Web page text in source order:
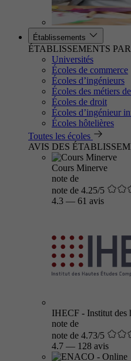
Établissements
ÉTABLISSEMENTS
Universités
Écoles de commerce
Écoles d’ingénieurs
Écoles des métiers
Écoles de droit
Écoles d’ingénieur
Écoles hôtelières
Toutes les écoles
AVIS DES
Cours Minerve
note de
note de 4.25/5
4.3 — 61 avis
IHECF - Institut des
note de
note de 4.73/5
4.7 — 128 avis